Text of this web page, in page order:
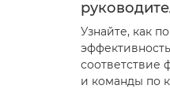
Узнайте, как
соответствие
и команды по